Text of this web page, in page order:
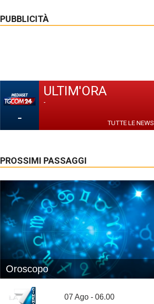
PUBBLICITÀ
-
ULTIM'ORA
-
TUTTE LE NEWS
PROSSIMI PASSAGGI
Oroscopo
07 Ago - 06.00